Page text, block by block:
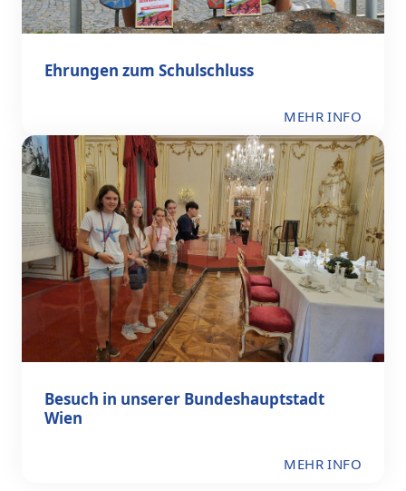
Ehrungen zum Schulschluss
MEHR INFO
Besuch in unserer Bundeshauptstadt
Wien
MEHR INFO